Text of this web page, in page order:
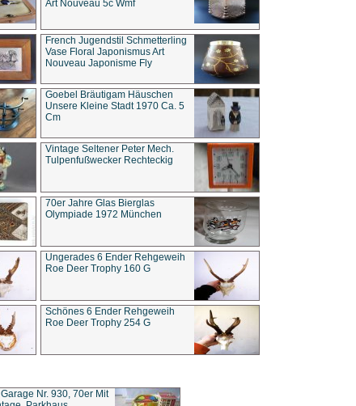
Art Nouveau 5c Wmf
French Jugendstil Schmetterling
Vase Floral Japonismus Art
Nouveau Japonisme Fly
Goebel Bräutigam Häuschen
Unsere Kleine Stadt 1970 Ca. 5
Cm
Vintage Seltener Peter Mech.
Tulpenfußwecker Rechteckig
70er Jahre Glas Bierglas
Olympiade 1972 München
Ungerades 6 Ender Rehgeweih
Roe Deer Trophy 160 G
Schönes 6 Ender Rehgeweih
Roe Deer Trophy 254 G
Nr. 930, 70er Mit